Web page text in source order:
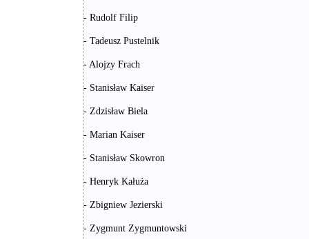
- Rudolf Filip
- Tadeusz Pustelnik
- Alojzy Frach
- Stanisław Kaiser
- Zdzisław Biela
- Marian Kaiser
- Stanisław Skowron
- Henryk Kałuża
- Zbigniew Jezierski
- Zygmunt Zygmuntowski